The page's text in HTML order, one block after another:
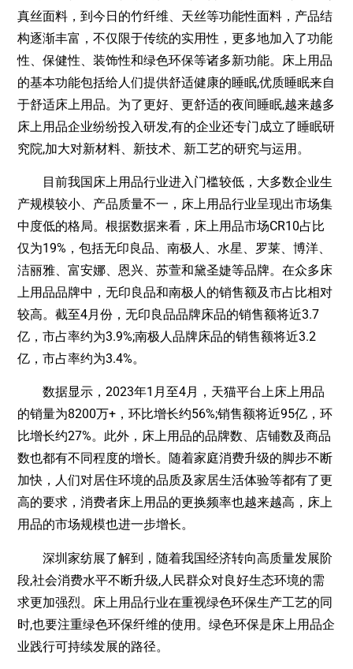
真丝面料，到今日的竹纤维、天丝等功能性面料，产品结
构逐渐丰富，不仅限于传统的实用性，更多地加入了功能
性、保健性、装饰性和绿色环保等诸多新功能。床上用品
的基本功能包括给人们提供舒适健康的睡眠,优质睡眠来自
于舒适床上用品。为了更好、更舒适的夜间睡眠,越来越多
床上用品企业纷纷投入研发,有的企业还专门成立了睡眠研
究院,加大对新材料、新技术、新工艺的研究与运用。
目前我国床上用品行业进入门槛较低，大多数企业生
产规模较小、产品质量不一，床上用品行业呈现出市场集
中度低的格局。根据数据来看，床上用品市场CR10占比
仅为19%，包括无印良品、南极人、水星、罗莱、博洋、
洁丽雅、富安娜、恩兴、苏萱和黛圣婕等品牌。在众多床
上用品品牌中，无印良品和南极人的销售额及市占比相对
较高。截至4月份，无印良品品牌床品的销售额将近3.7
亿，市占率约为3.9%;南极人品牌床品的销售额将近3.2
亿，市占率约为3.4%。
数据显示，2023年1月至4月，天猫平台上床上用品
的销量为8200万+，环比增长约56%;销售额将近95亿，环
比增长约27%。此外，床上用品的品牌数、店铺数及商品
数也都有不同程度的增长。随着家庭消费升级的脚步不断
加快，人们对居住环境的品质及家居生活体验等都有了更
高的要求，消费者床上用品的更换频率也越来越高，床上
用品的市场规模也进一步增长。
深圳家纺展了解到，随着我国经济转向高质量发展阶
段,社会消费水平不断升级,人民群众对良好生态环境的需
求更加强烈。床上用品行业在重视绿色环保生产工艺的同
时,也要注重绿色环保纤维的使用。绿色环保是床上用品企
业践行可持续发展的路径。